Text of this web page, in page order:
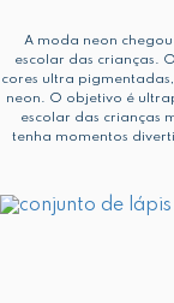
A moda neon
escolar das crianças. O
cores ultra
neon. O objetivo é
escolar das crianças
tenha momentos